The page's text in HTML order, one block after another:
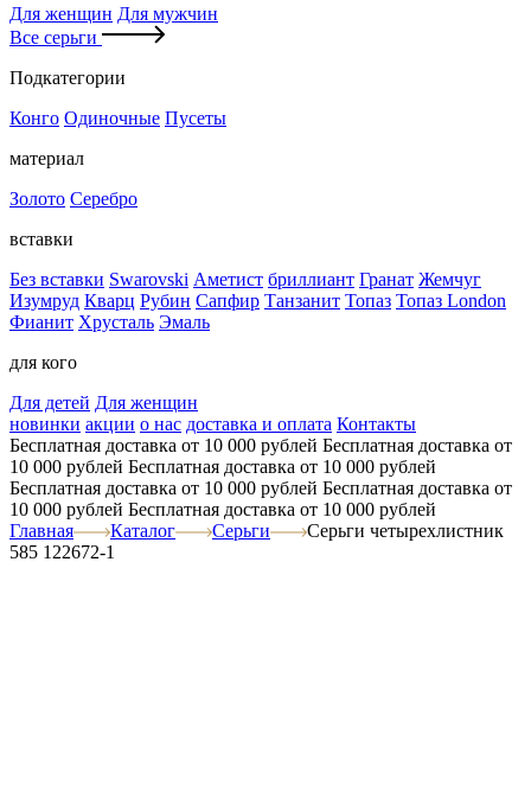
Для женщин Для мужчин
Все серьги
Подкатегории
Конго Одиночные Пусеты
материал
Золото Серебро
вставки
Без вставки Swarovski Аметист бриллиант Гранат Жемчуг
Изумруд Кварц Рубин Сапфир Танзанит Топаз Топаз London
Фианит Хрусталь Эмаль
для кого
Для детей Для женщин
новинки акции о нас доставка и оплата Контакты
Бесплатная доставка от 10 000 рублей Бесплатная доставка от
10 000 рублей Бесплатная доставка от 10 000 рублей
Бесплатная доставка от 10 000 рублей Бесплатная доставка от
10 000 рублей Бесплатная доставка от 10 000 рублей
Главная
Каталог Серьги
Серьги четырехлистник
585 122672-1